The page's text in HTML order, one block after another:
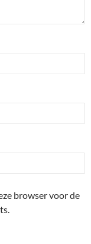
browser voor de